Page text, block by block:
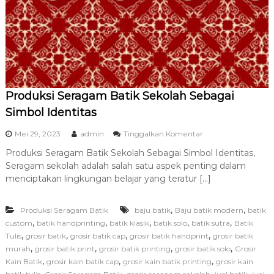
U
m
r
o
h
T
e
r
b
a
T
e
r
c
a
y
Produksi Seragam Batik Sekolah Sebagai
Simbol Identitas
Mei 29, 2023 admin Tinggalkan Komentarp
d
a
P
d
u
k
i
S
Produksi Seragam Batik Sekolah Sebagai Simbol Identitas,
Seragam sekolah adalah salah satu aspek penting dalam
menciptakan lingkungan belajar yang teratur […]
Produksi Seragam Batik baju batik, Baju batik modern, batik
custom, batik handprinting, batik klasik, batik solo, batik sutra, Batik
Tulis, grosir batik, grosir batik cap, grosir batik handprint, grosir batik
murah, grosir batik print, grosir batik printing, grosir batik solo, Grosir
Kain Batik, grosir kain batik cap, grosir kain batik printing, grosir kain